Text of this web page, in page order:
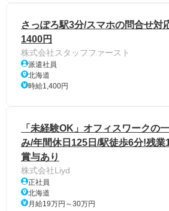
さっぽろ駅3分/スマホの問合せ対
1400円
株式会社スタッフファースト
派遣社員
北海道
時給1,400円
「未経験OK」オフィスワークの
み/年間休日125日/駅徒歩6分!残業
賞与あり
株式会社Liyd
正社員
北海道
月給19万円～30万円